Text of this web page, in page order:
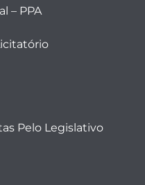
– PPA
Pelo Legislativo